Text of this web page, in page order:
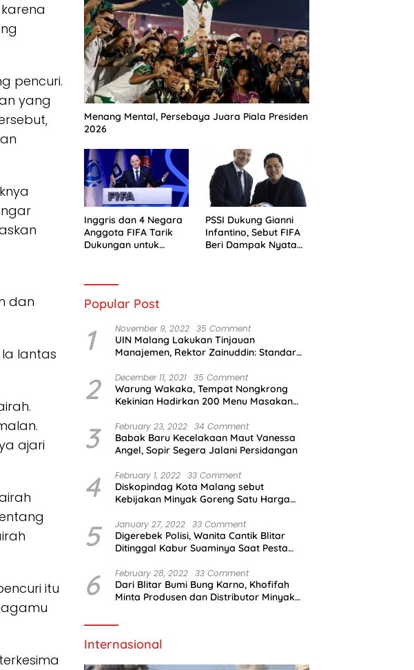
pencuri.
yang
dan
lantas
ajari
itu
Menang Mental, Persebaya Juara Piala Presiden
2026
Inggris dan 4 Negara
Anggota FIFA Tarik
Dukungan untuk
PSSI Dukung Gianni
Infantino, Sebut FIFA
Beri Dampak Nyata
Popular Post
1 November 9, 2022 35 Comment
UIN Malang Lakukan Tinjauan
Manajemen, Rektor Zainuddin: Standar
2 December 11, 2021 35 Comment
Warung Wakaka, Tempat Nongkrong
Kekinian Hadirkan 200 Menu Masakan
3 February 23, 2022 34 Comment
Babak Baru Kecelakaan Maut Vanessa
Angel, Sopir Segera Jalani Persidangan
4 February 1, 2022 33 Comment
Diskopindag Kota Malang sebut
Kebijakan Minyak Goreng Satu Harga
5 January 27, 2022 33 Comment
Digerebek Polisi, Wanita Cantik Blitar
Ditinggal Kabur Suaminya Saat Pesta
6 February 28, 2022 33 Comment
Dari Blitar Bumi Bung Karno, Khofifah
Minta Produsen dan Distributor Minyak
Internasional